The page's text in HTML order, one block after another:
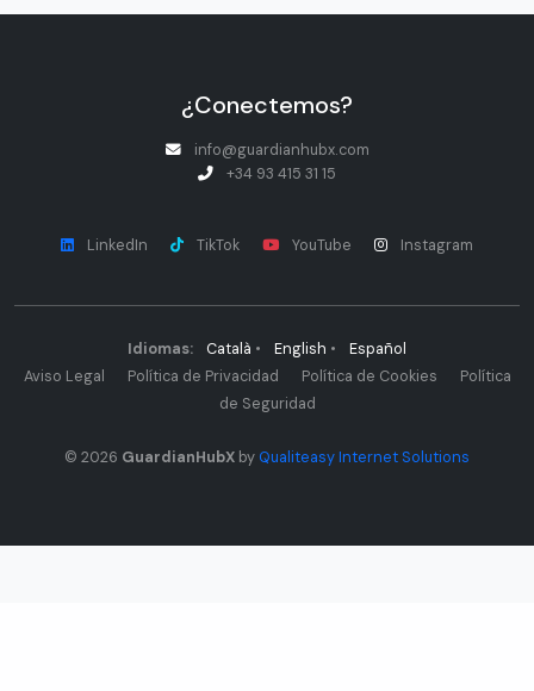
¿Conectemos?
info@guardianhubx.com
+34 93 415 31 15
LinkedIn TikTok YouTube Instagram
Idiomas: Català • English •
Español
Aviso Legal
Política de Privacidad Política de Cookies
Política
de Seguridad
© 2026 GuardianHubX by Qualiteasy Internet Solutions